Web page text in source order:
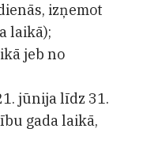
izņemot
laikā);
jeb no
jūnija līdz 31.
gada laikā,